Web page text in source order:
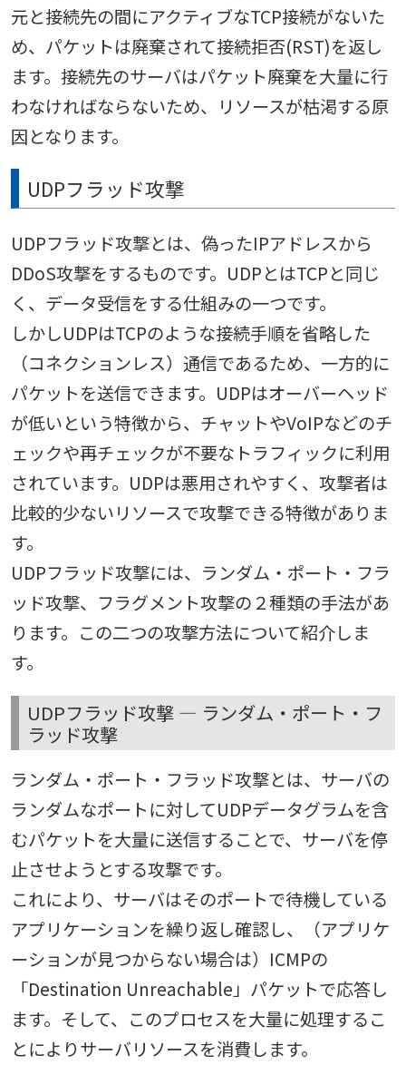
元と接続先の間にアクティブなTCP接続がないた
め、パケットは廃棄されて接続拒否(RST)を返し
ます。接続先のサーバはパケット廃棄を大量に行
わなければならないため、リソースが枯渇する原
因となります。
UDPフラッド攻撃
UDPフラッド攻撃とは、偽ったIPアドレスから
DDoS攻撃をするものです。UDPとはTCPと同じ
く、データ受信をする仕組みの一つです。
しかしUDPはTCPのような接続手順を省略した
（コネクションレス）通信であるため、一方的に
パケットを送信できます。UDPはオーバーヘッド
が低いという特徴から、チャットやVoIPなどのチ
ェックや再チェックが不要なトラフィックに利用
されています。UDPは悪用されやすく、攻撃者は
比較的少ないリソースで攻撃できる特徴がありま
す。
UDPフラッド攻撃には、ランダム・ポート・フラ
ッド攻撃、フラグメント攻撃の２種類の手法があ
ります。この二つの攻撃方法について紹介しま
す。
UDPフラッド攻撃 — ランダム・ポート・フ
ラッド攻撃
ランダム・ポート・フラッド攻撃とは、サーバの
ランダムなポートに対してUDPデータグラムを含
むパケットを大量に送信することで、サーバを停
止させようとする攻撃です。
これにより、サーバはそのポートで待機している
アプリケーションを繰り返し確認し、（アプリケ
ーションが見つからない場合は）ICMPの
「Destination Unreachable」パケットで応答し
ます。そして、このプロセスを大量に処理するこ
とによりサーバリソースを消費します。